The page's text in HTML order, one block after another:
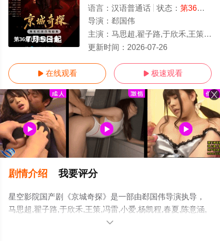
第36集已完结/全集
语言： 汉语普通话 状态： 第36集已完结
导演： 郄国伟
主演： 马思超,翟子路,于欣禾,王策,冯雷,小爱,杨凯程,春夏,陈意涵,周九良,孟鹤堂,范湉湉
更新时间： 2026-07-26
 在线观看  极速观看
剧情介绍 我要评分
星空影院国产剧《京城奇探》是一部由郄国伟导演执导，
马思超,翟子路,于欣禾,王策,冯雷,小爱,杨凯程,春夏,陈意涵,
周九良,孟鹤堂,范湉湉等演员精彩演绎的中国大陆电视剧，
